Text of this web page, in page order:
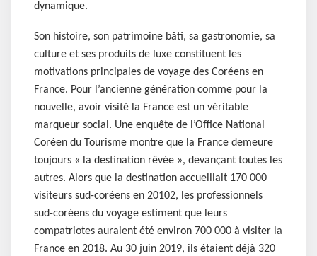
dynamique.
Son histoire, son patrimoine bâti, sa gastronomie, sa
culture et ses produits de luxe constituent les
motivations principales de voyage des Coréens en
France. Pour l’ancienne génération comme pour la
nouvelle, avoir visité la France est un véritable
marqueur social. Une enquête de l’Office National
Coréen du Tourisme montre que la France demeure
toujours « la destination rêvée », devançant toutes les
autres. Alors que la destination accueillait 170 000
visiteurs sud-coréens en 20102, les professionnels
sud-coréens du voyage estiment que leurs
compatriotes auraient été environ 700 000 à visiter la
France en 2018. Au 30 juin 2019, ils étaient déjà 320